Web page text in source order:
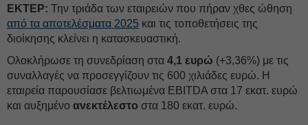
ΕΚΤΕΡ: Την τριάδα των εταιρειών που πήραν χθες ώθηση
από τα αποτελέσματα 2025 και τις τοποθετήσεις της
διοίκησης κλείνει η κατασκευαστική.
Ολοκλήρωσε τη συνεδρίαση στα 4,1 ευρώ (+3,36%) με τις
συναλλαγές να προσεγγίζουν τις 600 χιλιάδες ευρώ. Η
εταιρεία παρουσίασε βελτιωμένα EBITDA στα 17 εκατ. ευρώ
και αυξημένο ανεκτέλεστο στα 180 εκατ. ευρώ.